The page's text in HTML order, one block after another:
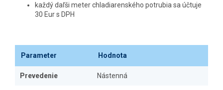
každý daľši meter chladiarenského potrubia sa účtuje
30 Eur s DPH
Parameter Hodnota
Prevedenie Nástenná